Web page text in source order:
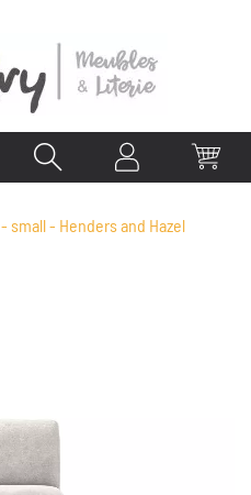
small - Henders and Hazel